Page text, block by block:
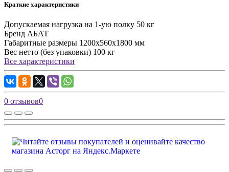
Краткие характеристики
Допускаемая нагрузка на 1-ую полку 50 кг
Бренд АБАТ
Габаритные размеры 1200х560х1800 мм
Вес нетто (без упаковки) 100 кг
Все характеристики
0 отзывов0